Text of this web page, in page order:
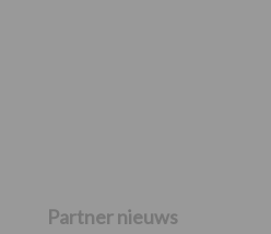
Partner nieuws